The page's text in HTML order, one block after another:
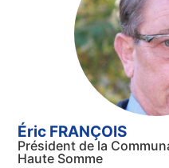
Éric FRANÇOIS
Président de la
Haute Somme